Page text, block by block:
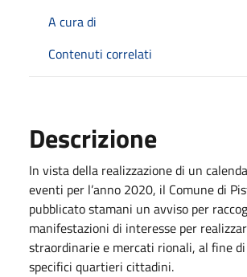
A cura di
Contenuti correlati
Descrizione
In vista della realizzazione di un
eventi per l’anno 2020, il Comune di
pubblicato stamani un avviso per
manifestazioni di interesse per
straordinarie e mercati rionali, al fine
specifici quartieri cittadini.